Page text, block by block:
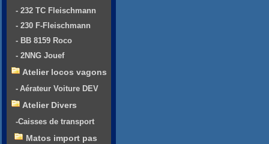
- 232 TC Fleischmann
- 230 F-Fleischmann
- BB 8159 Roco
- 2NNG Jouef
Atelier locos vagons
- Aérateur Voiture DEV
Atelier Divers
-Caisses de transport
Matos import pas